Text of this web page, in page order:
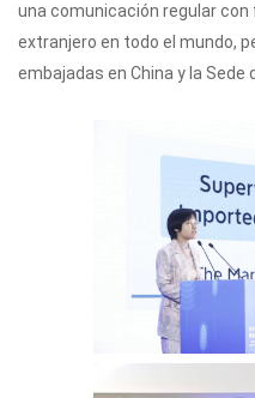
una comunicación regular
extranjero en todo el mundo,
embajadas en China y la Sede